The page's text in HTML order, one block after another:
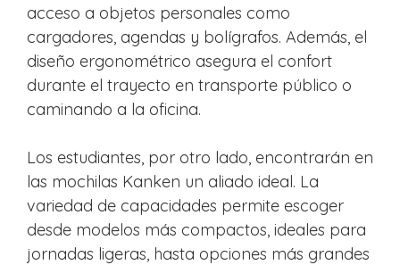
acceso a objetos personales como
cargadores, agendas y bolígrafos. Además, el
diseño ergonométrico asegura el confort
durante el trayecto en transporte público o
caminando a la oficina.
Los estudiantes, por otro lado, encontrarán en
las mochilas Kanken un aliado ideal. La
variedad de capacidades permite escoger
desde modelos más compactos, ideales para
jornadas ligeras, hasta opciones más grandes